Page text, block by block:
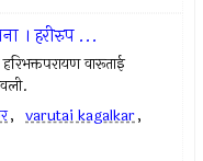
। हरीरुप ...
वारूताई
, varutai kagalkar,